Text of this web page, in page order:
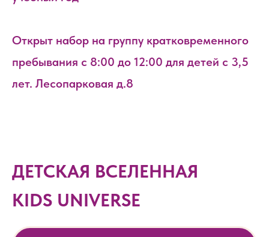
Открыт набор на группу кратковременного
пребывания с 8:00 до 12:00 для детей с 3,5
лет. Лесопарковая д.8
ДЕТСКАЯ ВСЕЛЕННАЯ
KIDS UNIVERSE